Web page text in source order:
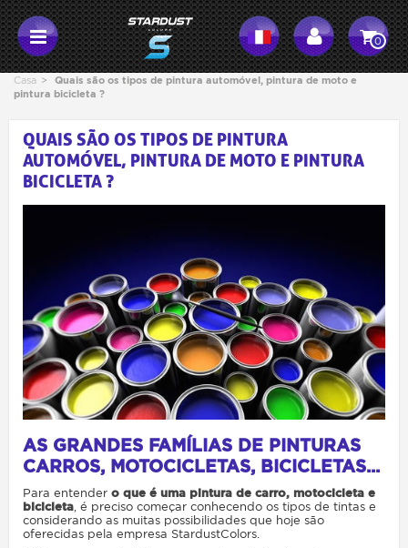
0
Casa >
Quais são os tipos de pintura automóvel, pintura de moto e
pintura bicicleta ?
QUAIS SÃO OS TIPOS DE PINTURA
AUTOMÓVEL, PINTURA DE MOTO E PINTURA
BICICLETA ?
AS GRANDES FAMÍLIAS DE PINTURAS
CARROS, MOTOCICLETAS, BICICLETAS...
Para entender o que é uma pintura de carro, motocicleta e
bicicleta, é preciso começar conhecendo os tipos de tintas e
considerando as muitas possibilidades que hoje são
oferecidas pela empresa StardustColors.